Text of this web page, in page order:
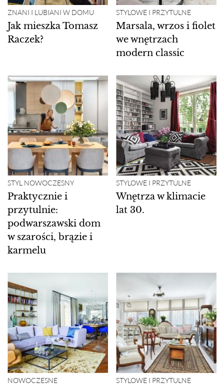
ZNANI I LUBIANI W DOMU
Jak mieszka Tomasz
Raczek?
STYLOWE I PRZYTULNE
Marsala, wrzos i fiolet
we wnętrzach
modern classic
STYL NOWOCZESNY
Praktycznie i
przytulnie:
podwarszawski dom
w szarości, brązie i
karmelu
STYLOWE I PRZYTULNE
Wnętrza w klimacie
lat 30.
NOWOCZESNE STYLOWE I PRZYTULNE